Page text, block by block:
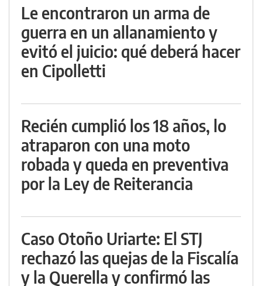
Le encontraron un arma de
guerra en un allanamiento y
evitó el juicio: qué deberá hacer
en Cipolletti
Recién cumplió los 18 años, lo
atraparon con una moto
robada y queda en preventiva
por la Ley de Reiterancia
Caso Otoño Uriarte: El STJ
rechazó las quejas de la Fiscalía
y la Querella y confirmó las